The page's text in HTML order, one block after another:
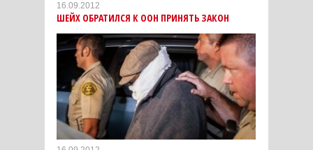
16.09.2012
ШЕЙХ ОБРАТИЛСЯ К ООН ПРИНЯТЬ ЗАКОН